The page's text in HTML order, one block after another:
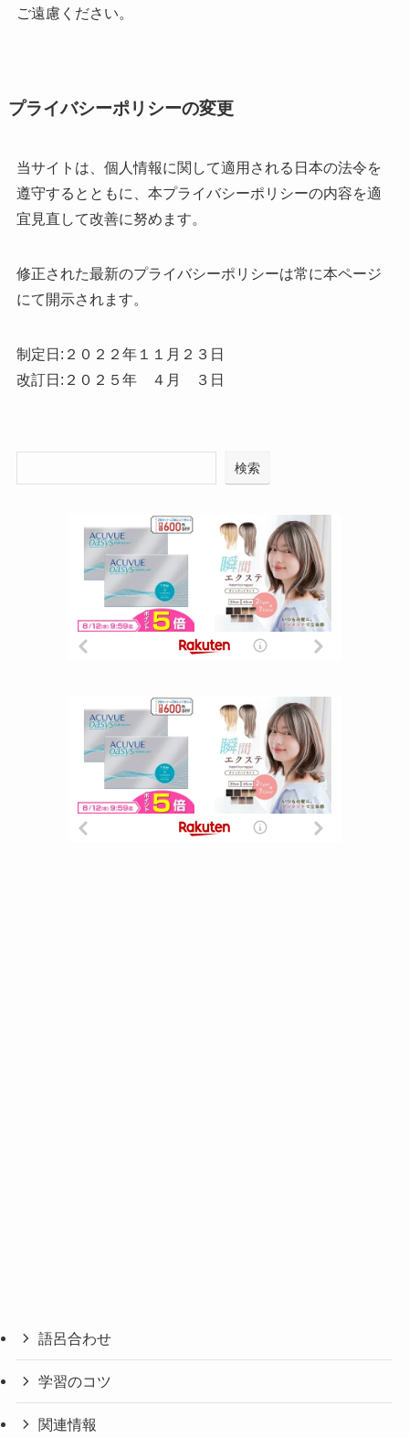
ご遠慮ください。
プライバシーポリシーの変更
当サイトは、個人情報に関して適用される日本の法令を
遵守するとともに、本プライバシーポリシーの内容を適
宜見直して改善に努めます。
修正された最新のプライバシーポリシーは常に本ページ
にて開示されます。
制定日:２０２２年１１月２３日
改訂日:２０２５年 ４月 ３日
検索
語呂合わせ
学習のコツ
関連情報